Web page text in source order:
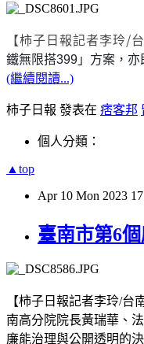
【柿子日報記者李玲/
鐵無限搭399 」方案，
(繼續閱讀...)
柿子日報 發表在 痞客邦
個人分類：
▲top
Apr 10 Mon 2023
臺南市第6
【柿子日報記者李玲/
南高分院院長黃瑞華、
廉能治理與公開透明的